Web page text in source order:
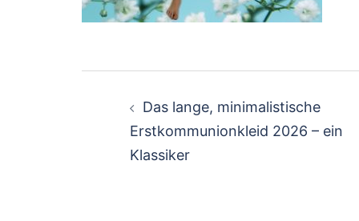
Das lange, minimalistische
Erstkommunionkleid 2026 – ein
Klassiker